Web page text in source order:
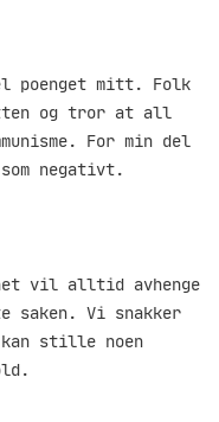
poenget mitt. Folk
og tror at all
For min del
negativt.
vil alltid avhenge
saken. Vi snakker
kan stille noen